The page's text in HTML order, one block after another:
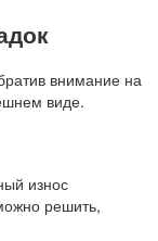
внимание на
виде.
износ
решить,